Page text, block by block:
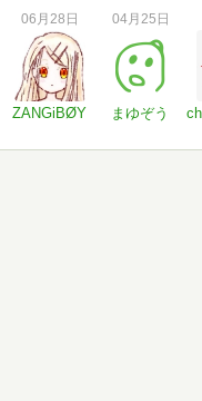
06月28日
ZANGiBØY
04月25日
まゆぞう